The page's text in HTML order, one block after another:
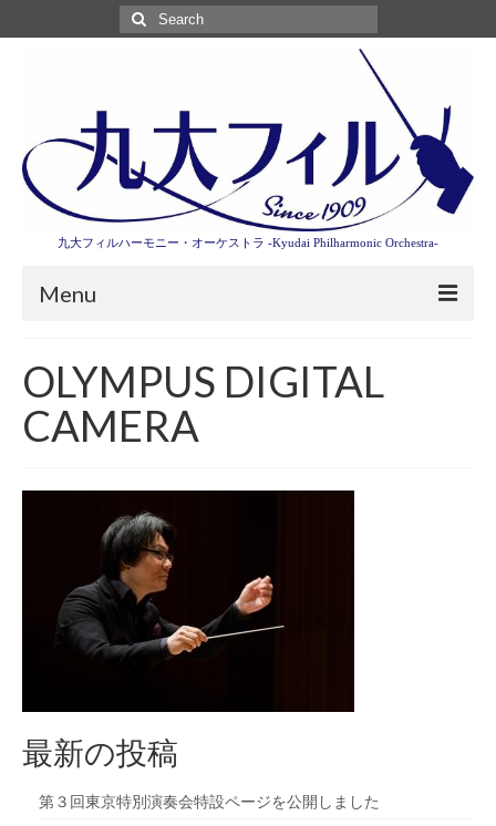
Search
for:
九大フィルハーモニー・オーケストラ -Kyudai Philharmonic Orchestra-
Menu
演奏会情報
卒業記念演奏会2027
九大フィルとは
九大フィルの歴史
ご寄付のお願い
演奏会の歴史
九大フィル特集ページ
団員専用ページ
OLYMPUS DIGITAL
CAMERA
最新の投稿
第３回東京特別演奏会特設ページを公開しました